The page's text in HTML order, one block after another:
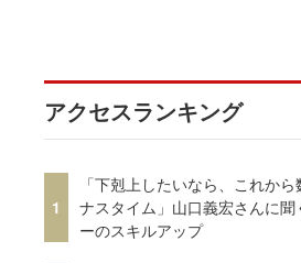
アクセスランキング
1
「下剋上したいなら、これか
ナスタイム」山口義宏さんに聞
ーのスキルアップ